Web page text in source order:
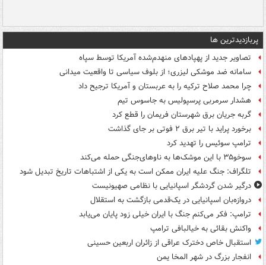
پربازدیدترین ها
تصاویر جدید از پهپادهای منهدم‌شده آمریکا توسط سپاه
سامانه ضد موشکی لیزری؛ از بلوف سیاسی تا واقعیت میدانی
چرا محمد صلاح ترکیه را به عربستان و آمریکا ترجیح داد
هشدار سرمربی پرسپولیس به جاسوس تیم
گربه جریان برق شهرستان فریمان را قطع کرد
برخورد پراید با تیر برق ۲ فوتی بر جای گذاشت
ترامپ سوئیس را تهدید کرد
سوخو۳۵ با این موشک‌ها به ناوهای‌جنگی حمله می‌کند
تلگراف: جنگ علیه ایران ممکن است به یکی از اشتباهات تاریخ تبدیل شود
درگیر شدن گردشگر اسپانیایی با نظامی صهیونیست
دروازه‌بان اسپانیایی در یک‌قدمی بازگشت به استقلال
ترامپ: فکر می‌کنم جنگ با ایران خیلی زود پایان می‌یابد
واکنش بقائی به خیالبافی ترامپ
استقبال خاص دخترک عراقی از زائران اربعین حسینی
انفجار بزرگ در شهر المخا یمن